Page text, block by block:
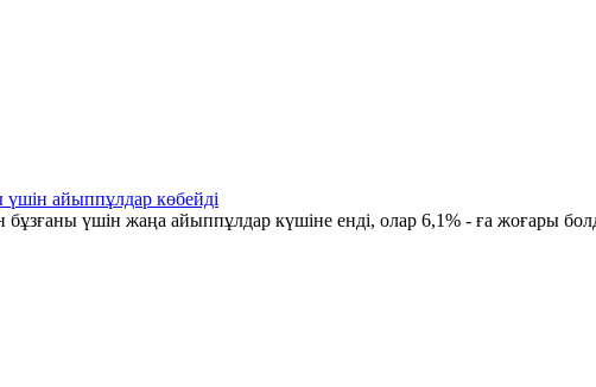
айыппұлдар көбейді
бұзғаны үшін жаңа айыппұлдар күшіне енді, олар 6,1% - ға жоғары